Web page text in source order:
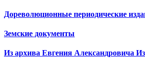
Дореволюционные периодические
Земские документы
Из архива Евгения Александровича